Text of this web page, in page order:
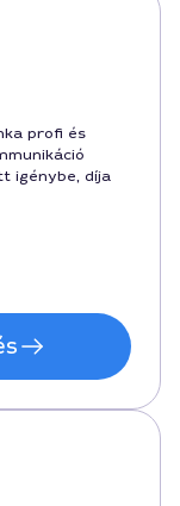
profi és
igénybe, díja